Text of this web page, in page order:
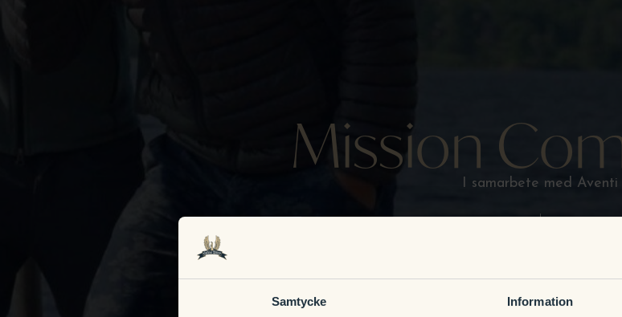
Samtycke Information
MissionI samarbete med Aventi